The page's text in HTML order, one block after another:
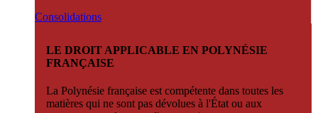
Consolidations
LE DROIT APPLICABLE EN POLYNÉSIE
FRANÇAISE
La Polynésie française est compétente dans toutes les
matières qui ne sont pas dévolues à l'État ou aux